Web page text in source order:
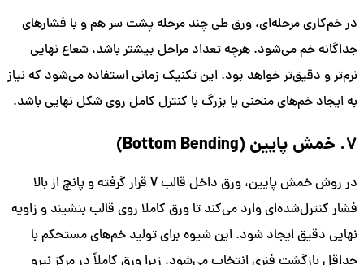
در خم‌کاری مرحله‌ای، ورق طی چند مرحله پشت سر هم و با فشارهای
جداگانه خم می‌شود. هرچه تعداد مراحل بیشتر باشد، شعاع نهایی
نرم‌تر و دقیق‌تر خواهد بود. این تکنیک زمانی استفاده می‌شود که نیاز
به ایجاد خم‌های منحنی یا بزرگ با کنترل کامل روی شکل نهایی باشد.
7. خمش پایین (Bottom Bending)
در روش خمش پایین، ورق داخل قالب V قرار گرفته و پانچ از بالا
فشار کنترل‌شده‌ای وارد می‌کند تا ورق کاملا روی قالب بنشیند و زاویه
نهایی دقیق ایجاد شود. این شیوه برای تولید خم‌های مستحکم با